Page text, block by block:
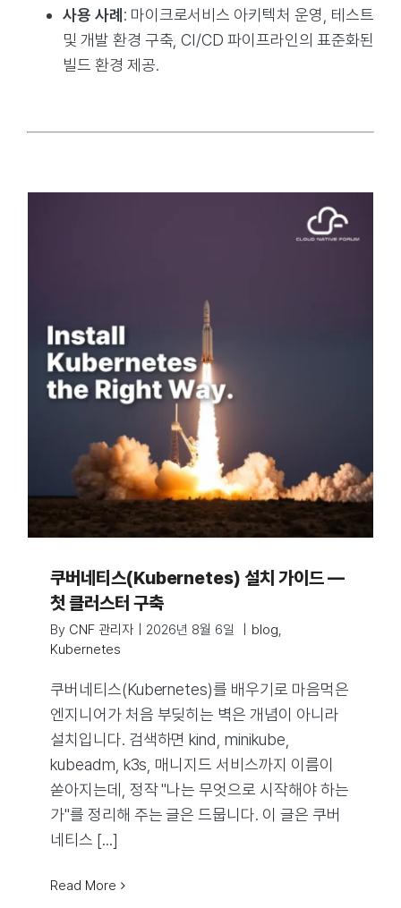
사용 사례 : 마이크로서비스 아키텍처 운영, 테스트
및 개발 환경 구축, CI/CD 파이프라인의 표준화된
빌드 환경 제공.
쿠버네티스(Kubernetes) 설치 가이드 —
첫 클러스터 구축
By CNF 관리자 2026년 8월 6일 blog,
Kubernetes
쿠버네티스(Kubernetes)를 배우기로 마음먹은
엔지니어가 처음 부딪히는 벽은 개념이 아니라
설치입니다. 검색하면 kind, minikube,
kubeadm, k3s, 매니지드 서비스까지 이름이
쏟아지는데, 정작 "나는 무엇으로 시작해야 하는
가"를 정리해 주는 글은 드뭅니다. 이 글은 쿠버
네티스 [...]
Read More